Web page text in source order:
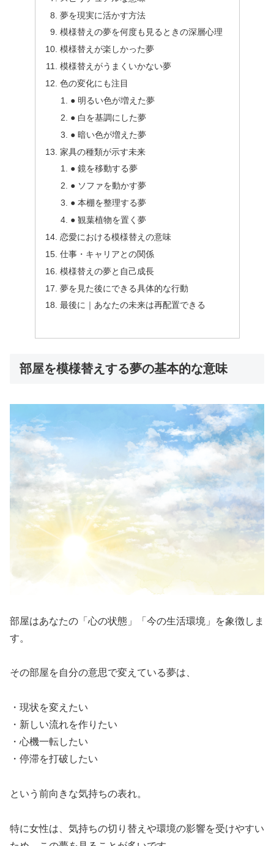
夢を現実に活かす方法
模様替えの夢を何度も見るときの深層心理
模様替えが楽しかった夢
模様替えがうまくいかない夢
色の変化にも注目
● 明るい色が増えた夢
● 白を基調にした夢
● 暗い色が増えた夢
家具の種類が示す未来
● 鏡を移動する夢
● ソファを動かす夢
● 本棚を整理する夢
● 観葉植物を置く夢
恋愛における模様替えの意味
仕事・キャリアとの関係
模様替えの夢と自己成長
夢を見た後にできる具体的な行動
最後に｜あなたの未来は再配置できる
部屋を模様替えする夢の基本的な意味
部屋はあなたの「心の状態」「今の生活環境」を象徴しま
す。
その部屋を自分の意思で変えている夢は、
・現状を変えたい
・新しい流れを作りたい
・心機一転したい
・停滞を打破したい
という前向きな気持ちの表れ。
特に女性は、気持ちの切り替えや環境の影響を受けやすい